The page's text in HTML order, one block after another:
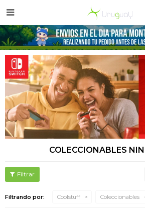

COLECCIONABLES
Filtrando por: Coolstuff Coleccionables